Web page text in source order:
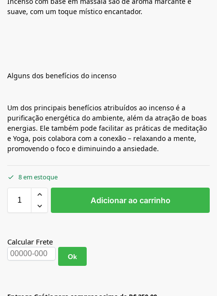
suave, com um toque místico encantador.
Alguns dos benefícios do incenso
Um dos principais benefícios atribuídos ao incenso é a
purificação energética do ambiente, além da atração de boas
energias. Ele também pode facilitar as práticas de meditação
e Yoga, pois colabora com a conexão – relaxando a mente,
promovendo o foco e diminuindo a ansiedade.
8 em estoque
Adicionar ao carrinho
Calcular Frete
Ok